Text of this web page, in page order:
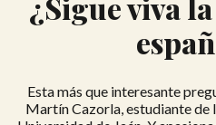
¿Sigue viva
Esta más que interesante
Martín Cazorla, estudiante de